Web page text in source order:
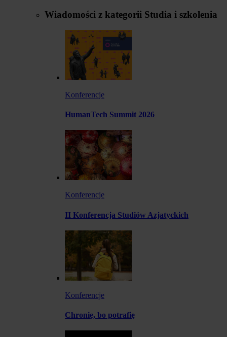
Wiadomości z kategorii Studia i szkolenia
Konferencje
HumanTech Summit 2026
Konferencje
II Konferencja Studiów Azjatyckich
Konferencje
Chronię, bo potrafię